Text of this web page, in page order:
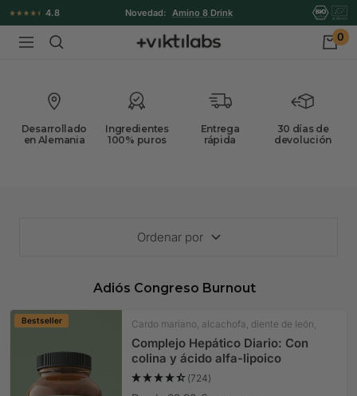
directamente
4.8 Novedad: Amino 8 Drink
Navigación Viktilabs 0
Desarrollado
en Alemania
Ingredientes
100% puros
Entrega
rápida
30 días de
devolución
Ordenar por
Adiós Congreso Burnout
Bestseller
Cardo mariano, alcachofa, diente de león,
Complejo Hepático Diario: Con
colina y ácido alfa-lipoico
(724)